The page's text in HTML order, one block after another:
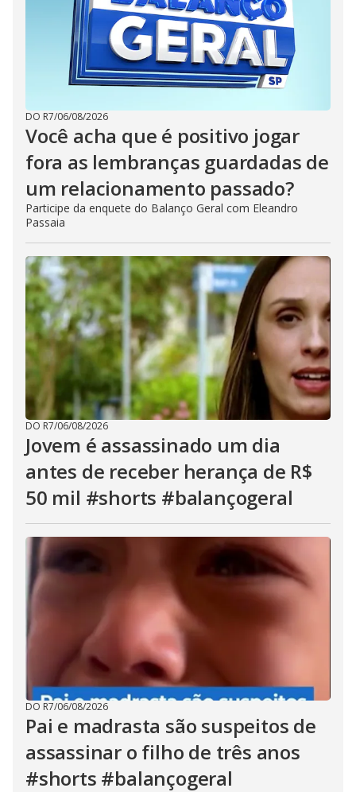
DO R7/06/08/2026
Você acha que é positivo jogar
fora as lembranças guardadas de
um relacionamento passado?
Participe da enquete do Balanço Geral com Eleandro
Passaia
DO R7/06/08/2026
Jovem é assassinado um dia
antes de receber herança de R$
50 mil #shorts #balançogeral
DO R7/06/08/2026
Pai e madrasta são suspeitos de
assassinar o filho de três anos
#shorts #balançogeral